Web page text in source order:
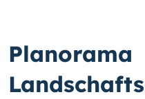
Planorama